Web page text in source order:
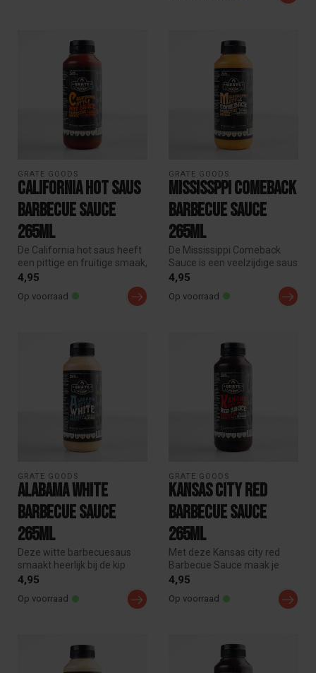
GRATE GOODS
California hot saus
Barbecue Sauce
265ml
De California hot saus heeft
een pittige en fruitige smaak,
dankzij de groene en...
4,95
Op voorraad
GRATE GOODS
Mississppi comeback
Barbecue Sauce
265ml
De Mississippi Comeback
Sauce is een veelzijdige saus
met chili’s, uitjes, kruid...
4,95
Op voorraad
GRATE GOODS
Alabama White
Barbecue Sauce
265ml
Deze witte barbecuesaus
smaakt heerlijk bij de kip
maar ook bij andere vlees-,
4,95
Op voorraad
GRATE GOODS
Kansas city red
Barbecue Sauce
265ml
Met deze Kansas city red
Barbecue Sauce maak je
elke sparerib en broodje
4,95
Op voorraad